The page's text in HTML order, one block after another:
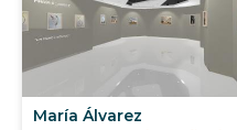
María Álvarez